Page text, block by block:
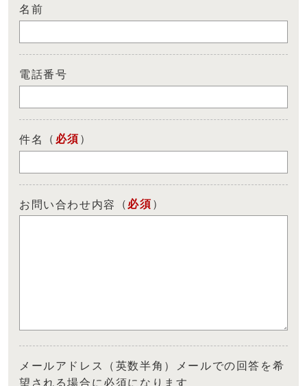
名前
電話番号
件名 （ 必須 ）
お問い合わせ内容 （ 必須 ）
メールアドレス（英数半角）メールでの回答を希
望される場合に必須になります